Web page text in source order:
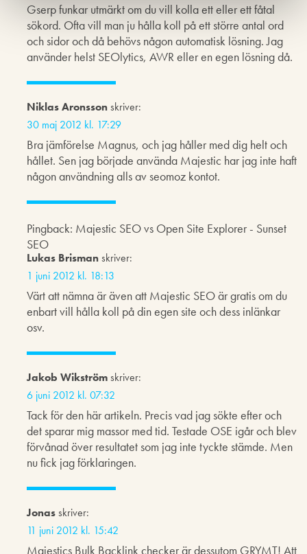
Gserp funkar utmärkt om du vill kolla ett eller ett fåtal
sökord. Ofta vill man ju hålla koll på ett större antal ord
och sidor och då behövs någon automatisk lösning. Jag
använder helst SEOlytics, AWR eller en egen lösning då.
Niklas Aronssonskriver:
30 maj 2012 kl. 17:29
Bra jämförelse Magnus, och jag håller med dig helt och
hållet. Sen jag började använda Majestic har jag inte haft
någon användning alls av seomoz kontot.
Pingback: Majestic SEO vs Open Site Explorer - Sunset
SEO
Lukas Brismanskriver:
1 juni 2012 kl. 18:13
Värt att nämna är även att Majestic SEO är gratis om du
enbart vill hålla koll på din egen site och dess inlänkar
osv.
Jakob Wikströmskriver:
6 juni 2012 kl. 07:32
Tack för den här artikeln. Precis vad jag sökte efter och
det sparar mig massor med tid. Testade OSE igår och blev
förvånad över resultatet som jag inte tyckte stämde. Men
nu fick jag förklaringen.
Jonasskriver:
11 juni 2012 kl. 15:42
Majestics Bulk Backlink checker är dessutom GRYMT! Att